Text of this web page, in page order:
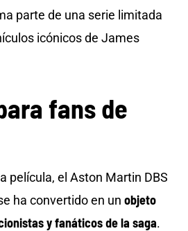
parte de una serie limitada
icónicos de James
fans de
película, el Aston Martin DBS
ha convertido en un objeto
y fanáticos de la saga.